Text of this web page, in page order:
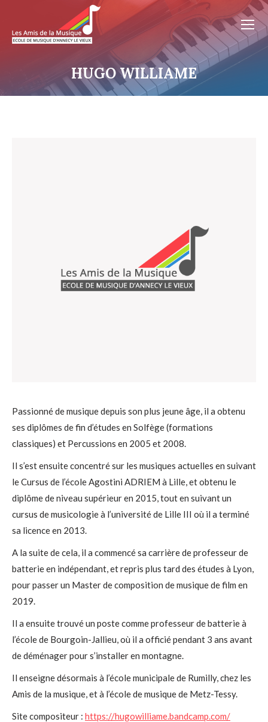
HUGO WILLIAME
Passionné de musique depuis son plus jeune âge, il a obtenu
ses diplômes de fin d’études en Solfège (formations
classiques) et Percussions en 2005 et 2008.
Il s’est ensuite concentré sur les musiques actuelles en suivant
le Cursus de l’école Agostini ADRIEM à Lille, et obtenu le
diplôme de niveau supérieur en 2015, tout en suivant un
cursus de musicologie à l’université de Lille III où il a terminé
sa licence en 2013.
A la suite de cela, il a commencé sa carrière de professeur de
batterie en indépendant, et repris plus tard des études à Lyon,
pour passer un Master de composition de musique de film en
2019.
Il a ensuite trouvé un poste comme professeur de batterie à
l’école de Bourgoin-Jallieu, où il a officié pendant 3 ans avant
de déménager pour s’installer en montagne.
Il enseigne désormais à l’école municipale de Rumilly, chez les
Amis de la musique, et à l’école de musique de Metz-Tessy.
Site compositeur : https://hugowilliame.bandcamp.com/